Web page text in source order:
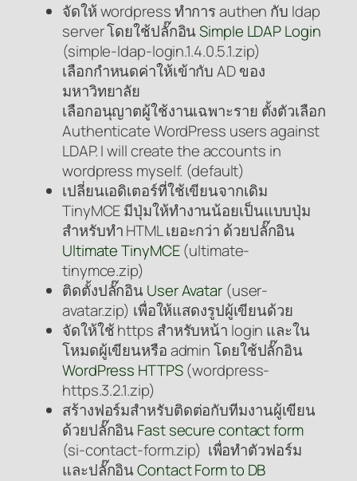
จัดให้ wordpress ทำการ authen กับ ldap
server โดยใช้ปลั๊กอินSimple LDAP Login
(simple-ldap-login.1.4.0.5.1.zip)
เลือกกำหนดค่าให้เข้ากับ AD ของ
มหาวิทยาลัย
เลือกอนุญาตผู้ใช้งานเฉพาะราย ตั้งตัวเลือก
Authenticate WordPress users against
LDAP. I will create the accounts in
wordpress myself. (default)
เปลี่ยนเอดิเตอร์ที่ใช้เขียนจากเดิม
TinyMCE มีปุ่มให้ทำงานน้อยเป็นแบบปุ่ม
สำหรับทำ HTML เยอะกว่า ด้วยปลั๊กอิน
Ultimate TinyMCE(ultimate-
tinymce.zip)
ติดตั้งปลั๊กอิน User Avatar(user-
avatar.zip) เพื่อให้แสดงรูปผู้เขียนด้วย
จัดให้ใช้ https สำหรับหน้า login และใน
โหมดผู้เขียนหรือ admin โดยใช้ปลั๊กอิน
WordPress HTTPS(wordpress-
https.3.2.1.zip)
สร้างฟอร์มสำหรับติดต่อกับทีมงานผู้เขียน
ด้วยปลั๊กอิน Fast secure contact form
(si-contact-form.zip) เพื่อทำตัวฟอร์ม
และปลั๊กอินContact Form to DB